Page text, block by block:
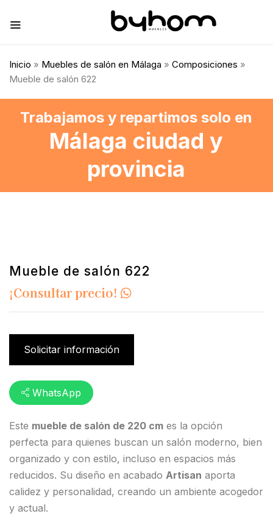
Inicio » Muebles de salón en Málaga » Composiciones »
Mueble de salón 622
Trabajamos y repartimos solo en
Málaga ciudad y
provincia
Mueble de salón 622
¡Consultar precio!
Este mueble de salón de 220 cm es la opción
perfecta para quienes buscan un salón moderno, bien
organizado y con estilo, incluso en espacios más
reducidos. Su diseño en acabado Artisan aporta
calidez y personalidad, creando un ambiente acogedor
y actual.
Solicitar información
WhatsApp